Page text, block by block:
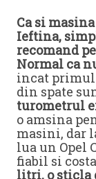
Ca si
Ieftina,
recomand
Normal ca
incat primul
din spate
turometrul
o amsina
masini, dar
lua un Opel
fiabil si
litri, o sticla